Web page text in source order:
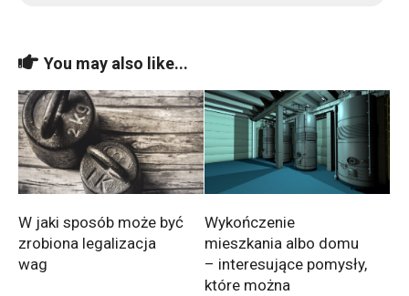
You may also like...
W jaki sposób może być
zrobiona legalizacja
wag
Wykończenie
mieszkania albo domu
– interesujące pomysły,
które można